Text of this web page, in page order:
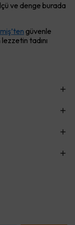
ve denge burada
güvenle
tadını